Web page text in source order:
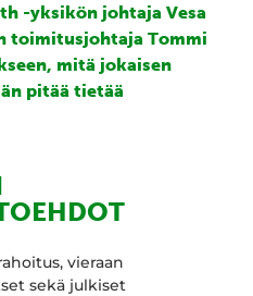
-yksikön johtaja Vesa
toimitusjohtaja Tommi
mitä jokaisen
pitää tietää
vieraan
sekä julkiset